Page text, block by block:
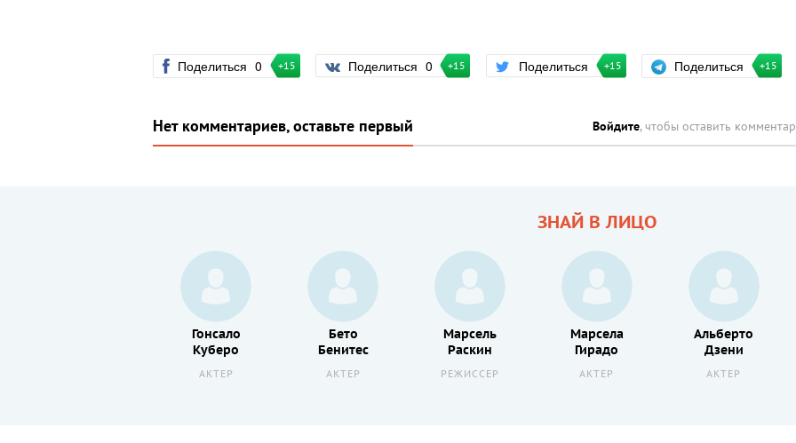
Поделиться 0 +15 Поделиться 0 +15 Поделиться +15 Поделиться +15
Нет комментариев, оставьте первый Войдите, чтобы оставить
ЗНАЙ В ЛИЦО
Гонсало
Куберо
АКТЕР
Бето
Бенитес
АКТЕР
Марсель
Раскин
РЕЖИССЕР
Марсела
Гирадо
АКТЕР
Альберто
Дзени
АКТЕР